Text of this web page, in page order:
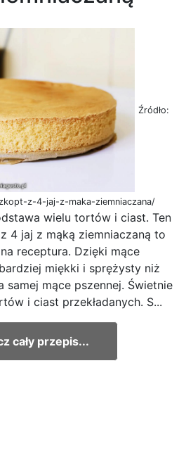
Źródło:
z-4-jaj-z-maka-ziemniaczana/
wielu tortów i ciast. Ten
4 jaj z mąką ziemniaczaną to
receptura. Dzięki mące
miękki i sprężysty niż
samej mące pszennej. Świetnie
i ciast przekładanych. S...
cały przepis...